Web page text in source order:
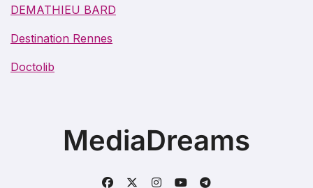
DEMATHIEU BARD
Destination Rennes
Doctolib
MediaDreams